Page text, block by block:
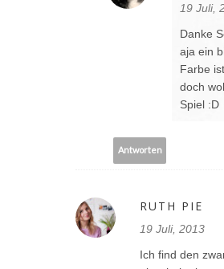
19 Juli,
Danke
aja ein
Farbe
doch
Spiel :D
Antworten
RUTH PIE
19 Juli, 2013
Ich find den